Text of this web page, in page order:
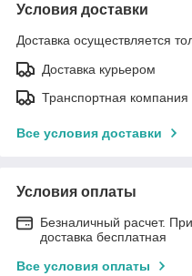
Условия доставки
Доставка осуществляется
Доставка курьером
Транспортная компания
Все условия доставки
Условия оплаты
Безналичный расчет.
доставка бесплатная
Все условия оплаты